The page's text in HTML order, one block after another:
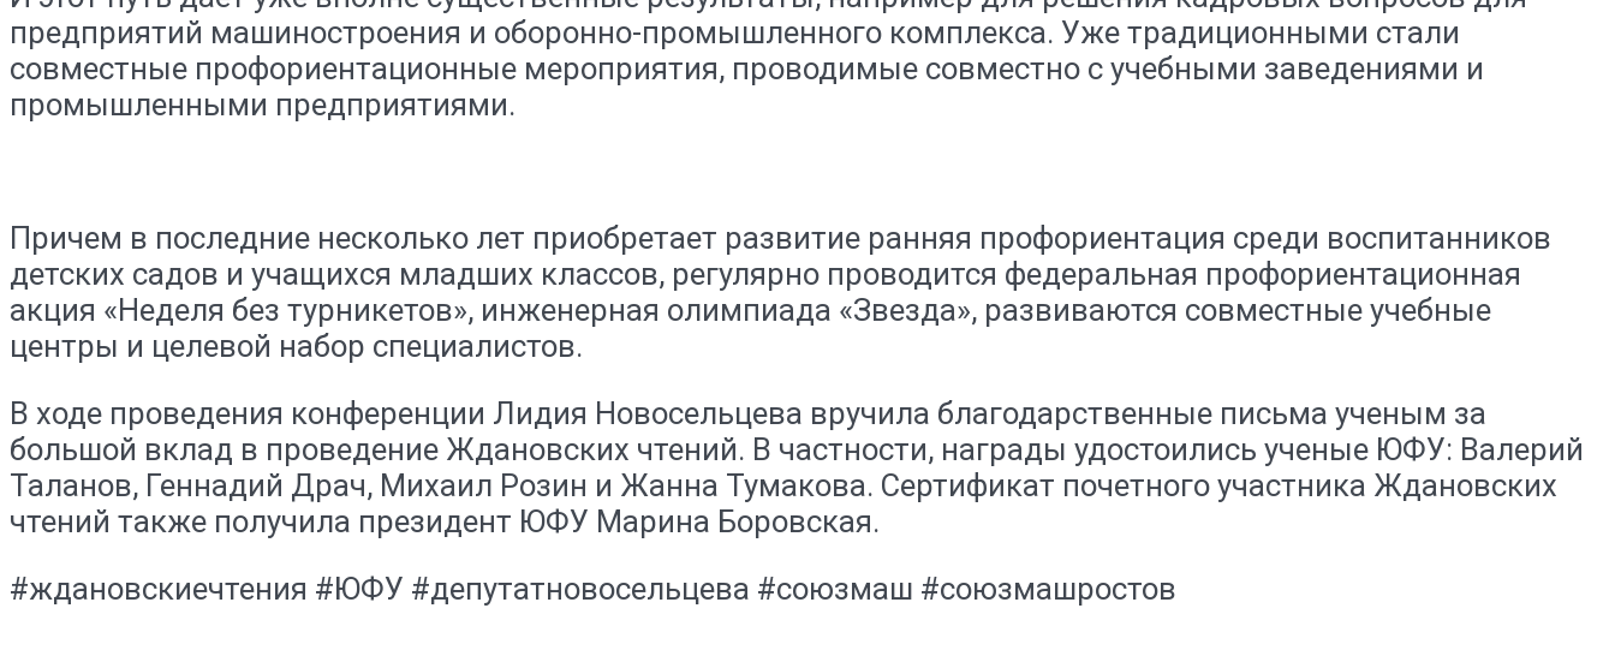
предприятий машиностроения и оборонно-промышленного комплекса. Уже традиционными стали
совместные профориентационные мероприятия, проводимые совместно с учебными заведениями и
промышленными предприятиями.
Причем в последние несколько лет приобретает развитие ранняя профориентация среди воспитанников
детских садов и учащихся младших классов, регулярно проводится федеральная профориентационная
акция «Неделя без турникетов», инженерная олимпиада «Звезда», развиваются совместные учебные
центры и целевой набор специалистов.
В ходе проведения конференции Лидия Новосельцева вручила благодарственные письма ученым за
большой вклад в проведение Ждановских чтений. В частности, награды удостоились ученые ЮФУ: Валерий
Таланов, Геннадий Драч, Михаил Розин и Жанна Тумакова. Сертификат почетного участника Ждановских
чтений также получила президент ЮФУ Марина Боровская.
#ждановскиечтения #ЮФУ #депутатновосельцева #союзмаш #союзмашростов